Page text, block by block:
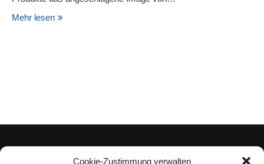
Cookie-Zustimmung verwalten
Mehr lesen